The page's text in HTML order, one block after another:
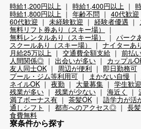
時給1,200円以上 時給1,400円以上
時給1,800円以上
年齢不問 40代歓迎
60代歓迎
未経験歓迎 経験者優遇
無料リフト券あり（スキー場）
無料レンタルあり（スキー場）
パーク
スクールあり（スキー場）
ナイターあ
月給25万以上
交通費全額支給
前払
人間関係◎
出会いが多い カップル
友人同士OK
周辺が便利
即日勤務可
プール・ジム等利用可
まかない自慢
ネイルOK
夜勤 大量募集 学生歓迎
残業が多い
残業が少ない 海近く
満了ボーナス有
茶髪OK
語学力が活
通しシフト
都市へのアクセス◎ 長
食費無料
寮条件から探す